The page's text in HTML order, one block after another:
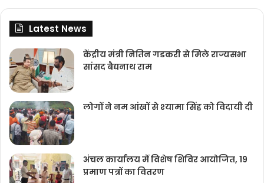
Latest News
केंद्रीय मंत्री नितिन गडकरी से मिले राज्यसभा
सांसद बैद्यनाथ राम
लोगों ने नम आंखों से श्‍यामा सिंह को विदायी दी
अंचल कार्यालय में विशेष शिविर आयोजित, 19
प्रमाण पत्रों का वितरण